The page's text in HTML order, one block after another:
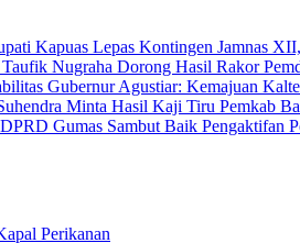
Kapuas Lepas Kontingen Jamnas
Taufik Nugraha Dorong Hasil Rakor
Gubernur Agustiar: Kemajuan
Minta Hasil Kaji Tiru Pemkab
DPRD Gumas Sambut Baik Pengaktifan